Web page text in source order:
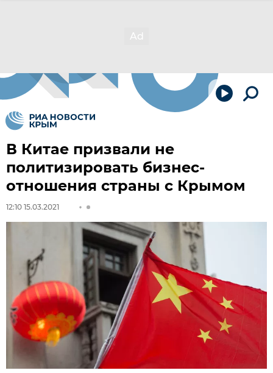
В Китае призвали не
политизировать бизнес-
отношения страны с Крымом
12:10 15.03.2021